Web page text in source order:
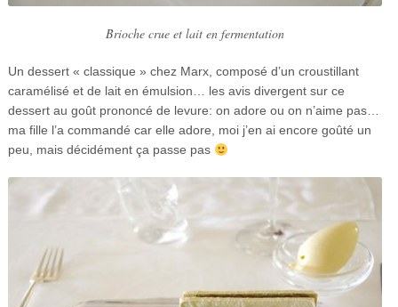
Brioche crue et lait en fermentation
Un dessert « classique » chez Marx, composé d’un croustillant
caramélisé et de lait en émulsion… les avis divergent sur ce
dessert au goût prononcé de levure: on adore ou on n’aime pas…
ma fille l’a commandé car elle adore, moi j’en ai encore goûté un
peu, mais décidément ça passe pas